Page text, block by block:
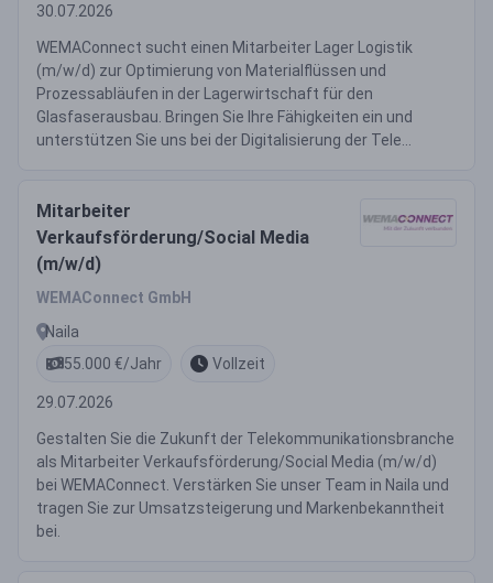
30.07.2026
WEMAConnect sucht einen Mitarbeiter Lager Logistik
(m/w/d) zur Optimierung von Materialflüssen und
Prozessabläufen in der Lagerwirtschaft für den
Glasfaserausbau. Bringen Sie Ihre Fähigkeiten ein und
unterstützen Sie uns bei der Digitalisierung der Tele...
Mitarbeiter
Verkaufsförderung/Social Media
(m/w/d)
WEMAConnect GmbH
Naila
55.000 €/Jahr
Vollzeit
29.07.2026
Gestalten Sie die Zukunft der Telekommunikationsbranche
als Mitarbeiter Verkaufsförderung/Social Media (m/w/d)
bei WEMAConnect. Verstärken Sie unser Team in Naila und
tragen Sie zur Umsatzsteigerung und Markenbekanntheit
bei.